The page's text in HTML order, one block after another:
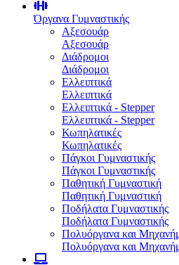
Όργανα Γυμναστικής
Αξεσουάρ
Αξεσουάρ
Διάδρομοι
Διάδρομοι
Ελλειπτικά
Ελλειπτικά
Ελλειπτικά - Stepper
Ελλειπτικά - Stepper
Κωπηλατικές
Κωπηλατικές
Πάγκοι Γυμναστικής
Πάγκοι Γυμναστικής
Παθητική Γυμναστική
Παθητική Γυμναστική
Ποδήλατα Γυμναστικής
Ποδήλατα Γυμναστικής
Πολυόργανα και
Πολυόργανα και